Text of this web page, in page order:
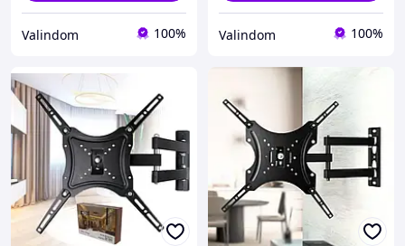
Valindom 100% Valindom 100%